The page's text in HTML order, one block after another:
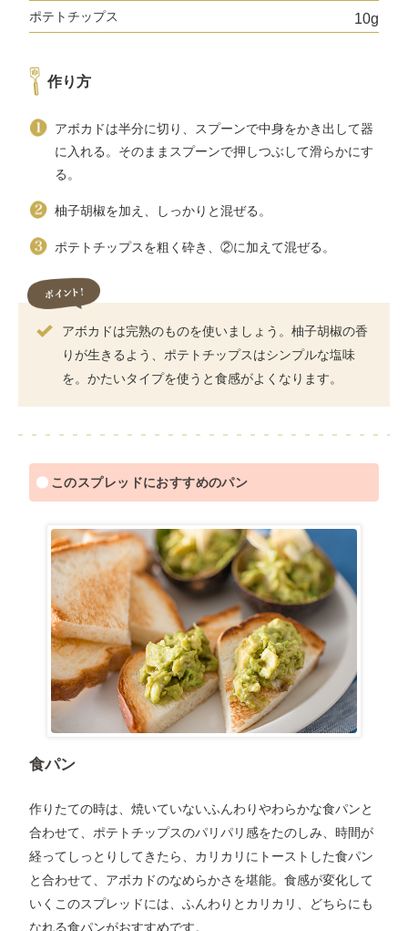
ポテトチップス 10g
作り方
アボカドは半分に切り、スプーンで中身をかき出して器
に入れる。そのままスプーンで押しつぶして滑らかにす
る。
柚子胡椒を加え、しっかりと混ぜる。
ポテトチップスを粗く砕き、②に加えて混ぜる。
アボカドは完熟のものを使いましょう。柚子胡椒の香
りが生きるよう、ポテトチップスはシンプルな塩味
を。かたいタイプを使うと食感がよくなります。
このスプレッドにおすすめのパン
食パン
作りたての時は、焼いていないふんわりやわらかな食パンと
合わせて、ポテトチップスのパリパリ感をたのしみ、時間が
経ってしっとりしてきたら、カリカリにトーストした食パン
と合わせて、アボカドのなめらかさを堪能。食感が変化して
いくこのスプレッドには、ふんわりとカリカリ、どちらにも
なれる食パンがおすすめです。